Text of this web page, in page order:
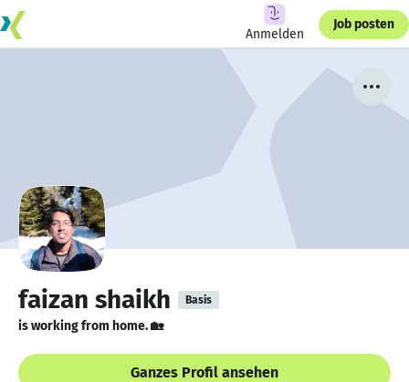
Anmelden
Job posten
faizan shaikh Basis
is working from home. 🏡
Ganzes Profil ansehen